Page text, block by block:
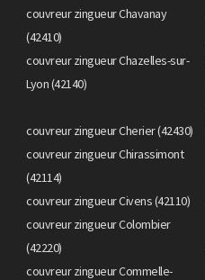
couvreur zingueur Chavanay
(42410)
couvreur zingueur Chazelles-sur-
Lyon (42140)
couvreur zingueur Cherier (42430)
couvreur zingueur Chirassimont
(42114)
couvreur zingueur Civens (42110)
couvreur zingueur Colombier
(42220)
couvreur zingueur Commelle-